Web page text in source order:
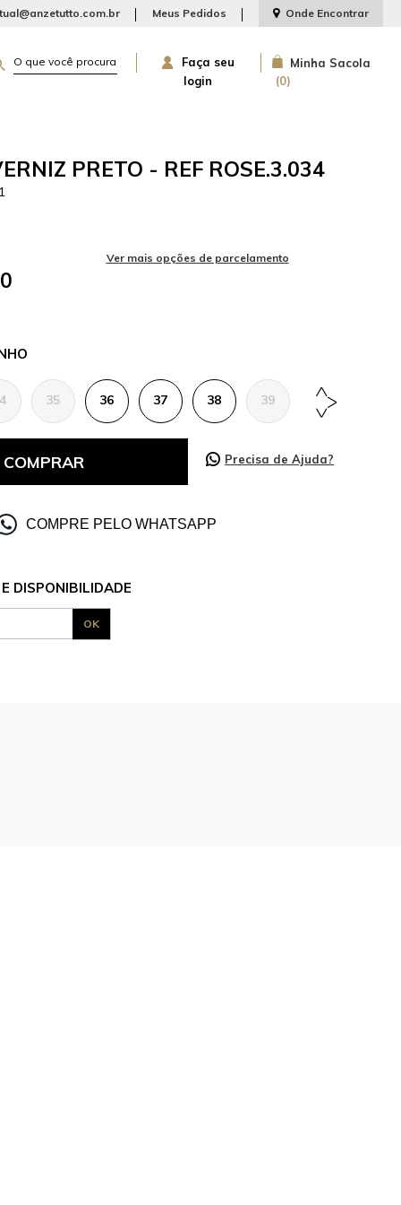
Meus Pedidos Onde Encontrar
Faça seu
login
Minha Sacola
0
PRETO - REF ROSE.3.034
35 36 37 38 39 40
COMPRAR Precisa de Ajuda?
COMPRE PELO WHATSAPP
DISPONIBILIDADE